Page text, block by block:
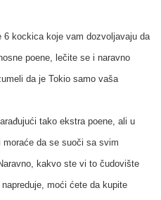
6 kockica koje vam dozvoljavaju da
poene, lečite se i naravno
da je Tokio samo vaša
tako ekstra poene, ali u
da se suoči sa svim
kakvo ste vi to čudovište
moći ćete da kupite